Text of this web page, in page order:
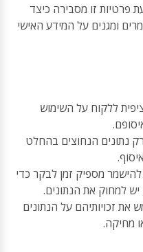
פרטיות זו מסבירה כיצד
ומגנים על המידע האישי
ללקוח על השימוש
נתונים הנחוצים בהחלט
מספיק זמן לבקר כדי
למחוק את הנתונים.
את זכויותיהם על הנתונים
מחיקה.